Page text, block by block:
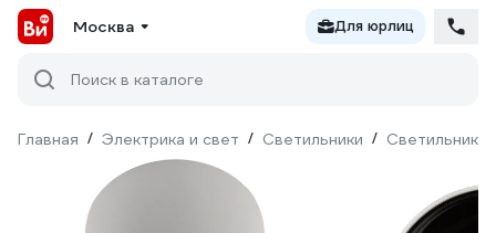
Москва Для юрлиц
Поиск в каталоге
Главная / Электрика и свет / Светильники / Светильники